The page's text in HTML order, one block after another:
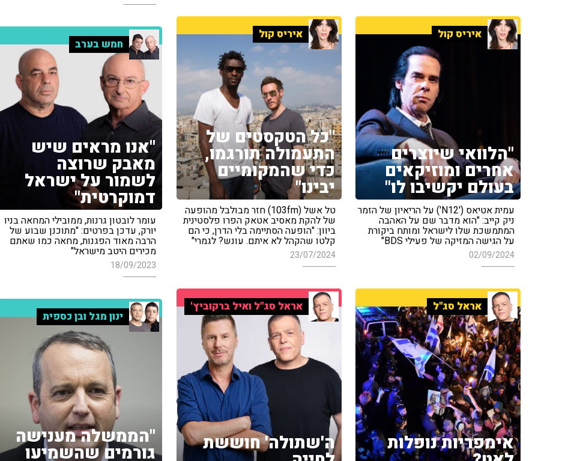
איריס קול
"הלוואי שיוצרים
אחרים ומוזיקאים
בעולם יקשיבו לו"
עמית אטיאס ('N12') על הריאיון של הזמר
ניק קייב: "הוא מדבר שם על האהבה
המתמשכת שלו לישראל ומותח ביקורת
על הגישה המזיקה של פעילי BDS"
02/09/2024
איריס קול
"כל הטקסטים של
התעמולה תורגמו,
כדי שהמקומיים
יבינו"
טל אשל (103fm) חזר מבולבל מהופעה
של להקת מאסיב אטאק הפרו פלסטינית
ביוון: "הופעה הסתיימה בלי הדרן, כי הם
קלטו שהקהל לא איתם. עונש? לגמרי"
23/07/2024
חמש בערב
"אנו מראים שיש
מאבק שרוצה
לשמור על ישראל
דמוקרטית"
עומר לובטון גרנות, ממובילי המחאה בניו
יורק, עדכן בפרטים: "מתוכנן שבוע של
הרבה מאוד הפגנות, מחאה כמו שאתם
מכירים היטב מישראל"
18/09/2023
אראל סג"ל
אימפריות נופלות
אראל סג"ל ואיל ברקוביץ'
ה'שתולה' חוששת
ינון מגל ובן כספית
"הממשלה מענישה
גורמים שהשמיעו